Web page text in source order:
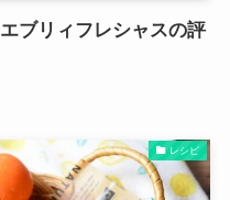
ブリィフレシャスの評
レシピ